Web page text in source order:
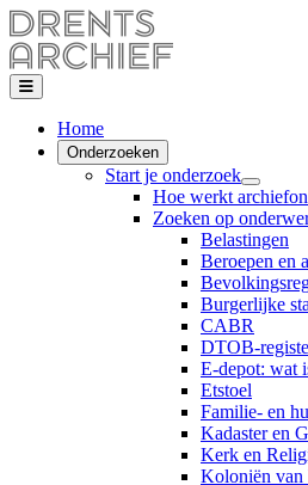
Home
Onderzoeken
Start je onderzoek
Hoe werkt
Zoeken op
Belastingen
Beroepen en
Burgerlijke
CABR
DTOB-
E-depot: wat
Etstoel
Familie- en
Kadaster en
Kerk en
Koloniën van